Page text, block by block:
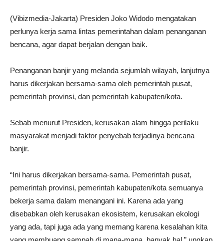
(Vibizmedia-Jakarta) Presiden Joko Widodo mengatakan
perlunya kerja sama lintas pemerintahan dalam penanganan
bencana, agar dapat berjalan dengan baik.
Penanganan banjir yang melanda sejumlah wilayah, lanjutnya
harus dikerjakan bersama-sama oleh pemerintah pusat,
pemerintah provinsi, dan pemerintah kabupaten/kota.
Sebab menurut Presiden, kerusakan alam hingga perilaku
masyarakat menjadi faktor penyebab terjadinya bencana
banjir.
“Ini harus dikerjakan bersama-sama. Pemerintah pusat,
pemerintah provinsi, pemerintah kabupaten/kota semuanya
bekerja sama dalam menangani ini. Karena ada yang
disebabkan oleh kerusakan ekosistem, kerusakan ekologi
yang ada, tapi juga ada yang memang karena kesalahan kita